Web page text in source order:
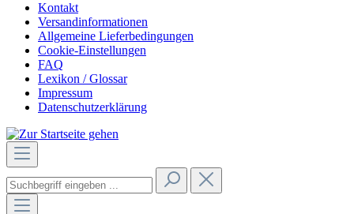
Kontakt
Versandinformationen
Allgemeine Lieferbedingungen
Cookie-Einstellungen
FAQ
Lexikon / Glossar
Impressum
Datenschutzerklärung